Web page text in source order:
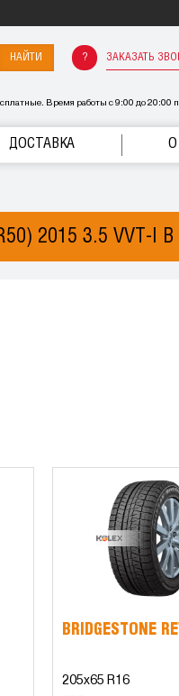
НАЙТИ ЗАКАЗАТЬ
Время работы с 9:00 до 20:00
ДОСТАВКА О
2015 3.5 VVT-I
BRIDGESTONE
205x65 R16